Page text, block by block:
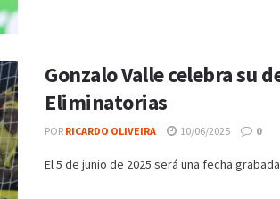
Gonzalo Valle celebra su
Eliminatorias
POR RICARDO OLIVEIRA 10/06/2025 0
El 5 de junio de 2025 será una fecha